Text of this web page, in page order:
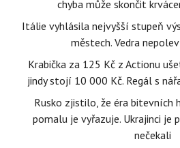
chyba může skončit
Itálie vyhlásila nejvyšší stupeň
městech. Vedra
Krabička za 125 Kč z Actionu
jindy stojí 10 000 Kč. Regál s
Rusko zjistilo, že éra bitevních
pomalu je vyřazuje. Ukrajinci je
nečekali